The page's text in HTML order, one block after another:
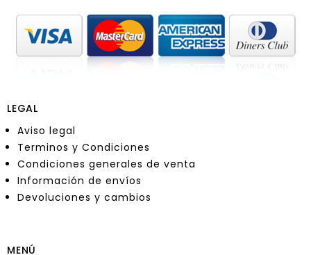
LEGAL
Aviso legal
Terminos y Condiciones
Condiciones generales de venta
Información de envíos
Devoluciones y cambios
MENÚ